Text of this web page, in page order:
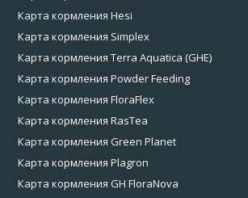
Карта кормления Hesi
Карта кормления Simplex
Карта кормления Terra Aquatica (GHE)
Карта кормления Powder Feeding
Карта кормления FloraFlex
Карта кормления RasTea
Карта кормления Green Planet
Карта кормления Plagron
Карта кормления GH FloraNova